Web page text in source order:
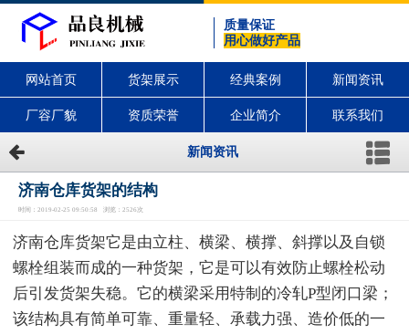
质量保证
用心做好产品
网站首页 货架展示 经典案例 新闻资讯
厂容厂貌 资质荣誉 企业简介 联系我们
新闻资讯
济南仓库货架的结构
时间：2019-02-25 09:50:58 浏览：2526次
济南仓库货架它是由立柱、横梁、横撑、斜撑以及自锁
螺栓组装而成的一种货架，它是可以有效防止螺栓松动
后引发货架失稳。它的横梁采用特制的冷轧P型闭口梁；
该结构具有简单可靠、重量轻、承载力强、造价低的一